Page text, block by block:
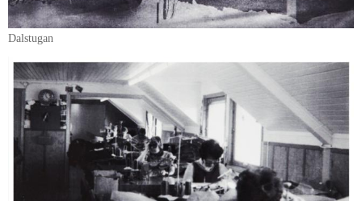
Dalstugan